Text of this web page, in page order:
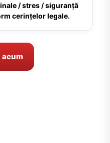
/ stres / siguranță
cerințelor legale.
acum